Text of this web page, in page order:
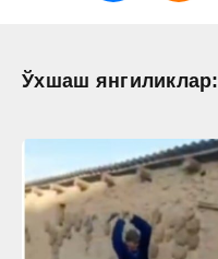
Ўхшаш янгиликлар: